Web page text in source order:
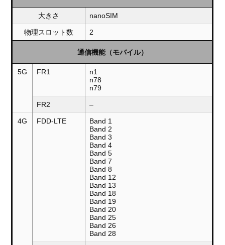
大きさ nanoSIM
物理スロット数 2
通信機能（モバイル）
5G FR1
n1
n78
n79
FR2 –
4G FDD-LTE
Band 1
Band 2
Band 3
Band 4
Band 5
Band 7
Band 8
Band 12
Band 13
Band 18
Band 19
Band 20
Band 25
Band 26
Band 28